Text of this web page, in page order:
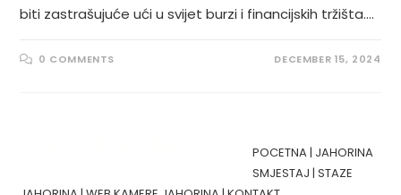
biti zastrašujuće ući u svijet burzi i financijskih tržišta.…
0 COMMENTS DECEMBER 15, 2024
POCETNA| JAHORINA
SMJESTAJ |STAZE